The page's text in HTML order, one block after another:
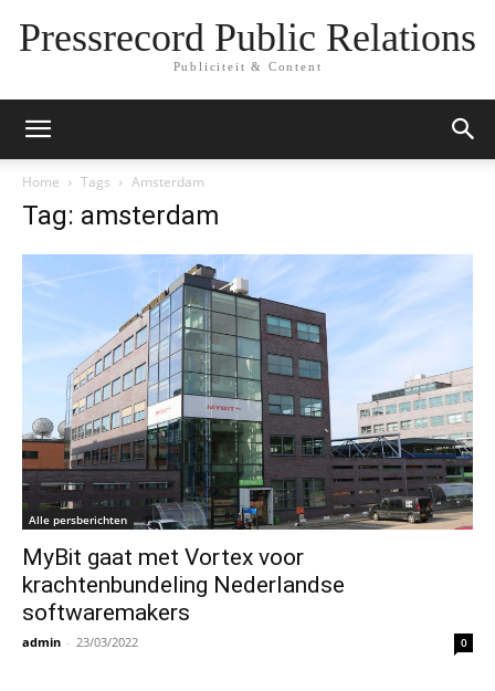
Pressrecord Public Relations
Publiciteit & Content
Home Tags Amsterdam
Tag: amsterdam
Alle persberichten
MyBit gaat met Vortex voor
krachtenbundeling Nederlandse
softwaremakers
admin - 23/03/2022 0